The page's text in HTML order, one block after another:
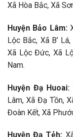
Xã Hòa Bắc, Xã
Huyện Bảo Lâm:
Lộc Bắc, Xã B’
Xã Lộc Đức, Xã
Nam.
Huyện Đạ Huoai:
Lâm, Xã Đạ Tồn,
Đoàn Kết, Xã
Huyện Đạ Tẻh: